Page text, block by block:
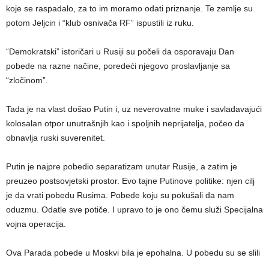
koje se raspadalo, za to im moramo odati priznanje. Te zemlje su
potom Jeljcin i “klub osnivača RF” ispustili iz ruku.
“Demokratski” istoričari u Rusiji su počeli da osporavaju Dan
pobede na razne načine, poredeći njegovo proslavljanje sa
“zločinom”.
Tada je na vlast došao Putin i, uz neverovatne muke i savladavajući
kolosalan otpor unutrašnjih kao i spoljnih neprijatelja, počeo da
obnavlja ruski suverenitet.
Putin je najpre pobedio separatizam unutar Rusije, a zatim je
preuzeo postsovjetski prostor. Evo tajne Putinove politike: njen cilj
je da vrati pobedu Rusima. Pobede koju su pokušali da nam
oduzmu. Odatle sve potiče. I upravo to je ono čemu služi Specijalna
vojna operacija.
Ova Parada pobede u Moskvi bila je epohalna. U pobedu su se slili